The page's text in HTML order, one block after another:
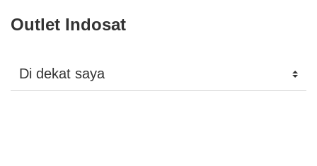
Outlet Indosat